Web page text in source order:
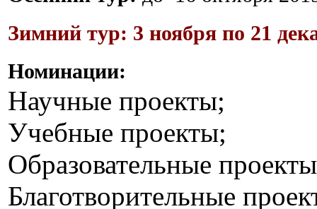
Зимний тур: 3 ноября по 21
Номинации:
Научные проекты;
Учебные проекты;
Образовательные
Благотворительные